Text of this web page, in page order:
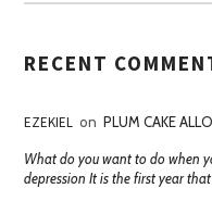
RECENT
EZEKIEL on PLUM CAKE
What do you want to do when
depression It is the first year